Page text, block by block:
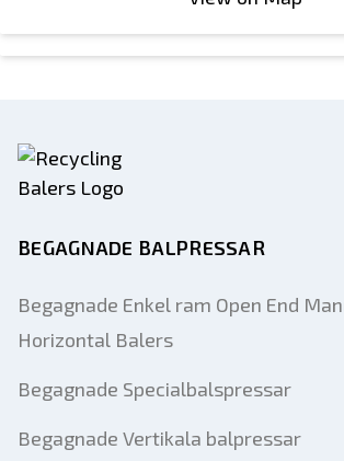
BEGAGNADE BALPRESSAR
Begagnade Enkel ram Open End
Horizontal Balers
Begagnade Specialbalspressar
Begagnade Vertikala balpressar